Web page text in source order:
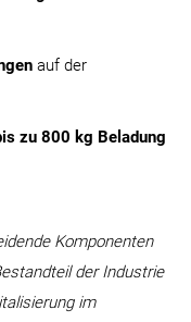
auf der
zu 800 kg Beladung
Komponenten
der Industrie
im